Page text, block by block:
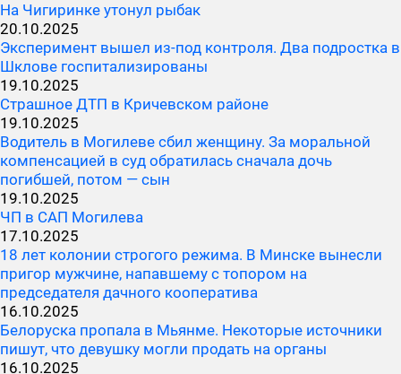
На Чигиринке утонул рыбак
20.10.2025
Эксперимент вышел из-под контроля. Два подростка в
Шклове госпитализированы
19.10.2025
Страшное ДТП в Кричевском районе
19.10.2025
Водитель в Могилеве сбил женщину. За моральной
компенсацией в суд обратилась сначала дочь
погибшей, потом — сын
19.10.2025
ЧП в САП Могилева
17.10.2025
18 лет колонии строгого режима. В Минске вынесли
пригор мужчине, напавшему с топором на
председателя дачного кооператива
16.10.2025
Белоруска пропала в Мьянме. Некоторые источники
пишут, что девушку могли продать на органы
16.10.2025